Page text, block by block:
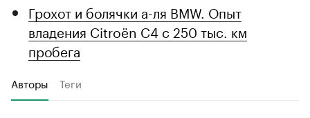
Грохот и болячки а-ля BMW. Опыт
владения Citroёn C4 с 250 тыс. км
пробега
Авторы Теги